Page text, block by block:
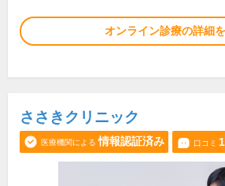
オンライン診療の詳細
ささきクリニック
医療機関による 情報認証済み 口コミ 1